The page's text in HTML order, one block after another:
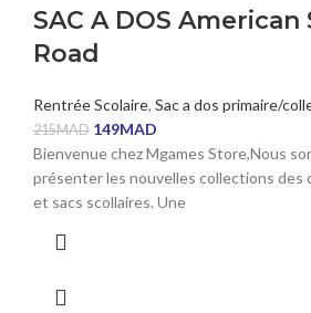
SAC A DOS
Road
Rentrée Scolaire, Sac a dos primaire/
215MAD 149MAD
Bienvenue chez Mgames Store,Nous
présenter les nouvelles collections des
et sacs scollaires. Une